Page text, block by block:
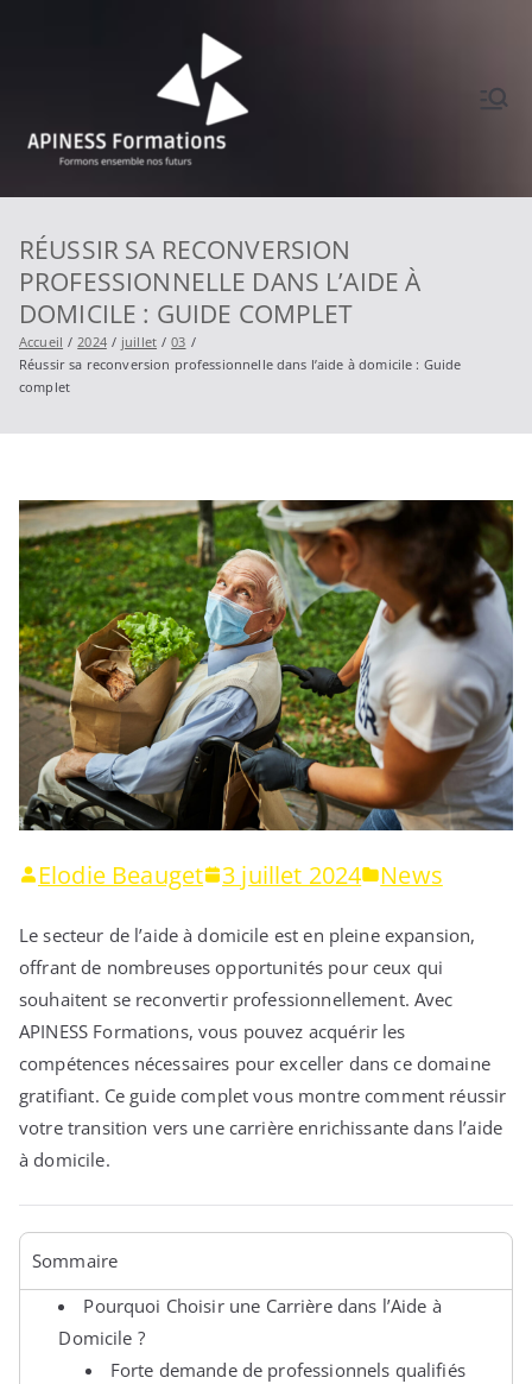
S
Formati
ons
Formons ensemble
RÉUSSIR SA RECONVERSION
PROFESSIONNELLE DANS L’AIDE À
DOMICILE : GUIDE COMPLET
Accueil 2024 juillet
03
Réussir sa reconversion professionnelle dans l’aide à domicile : Guide
complet
Elodie Beauget 3 juillet 2024 News
Le secteur de l’aide à domicile est en pleine expansion,
offrant de nombreuses opportunités pour ceux qui
souhaitent se reconvertir professionnellement. Avec
APINESS Formations, vous pouvez acquérir les
compétences nécessaires pour exceller dans ce domaine
gratifiant. Ce guide complet vous montre comment réussir
votre transition vers une carrière enrichissante dans l’aide
à domicile.
Sommaire
Pourquoi Choisir une Carrière dans l’Aide à
Domicile ?
Forte demande de professionnels qualifiés